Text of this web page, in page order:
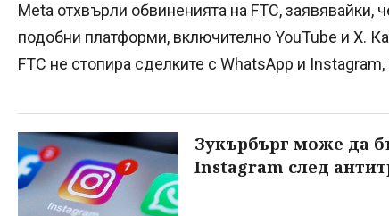
Meta отхвърли обвиненията на FTC, заявявайки,
подобни платформи, включително YouTube и X.
FTC не стопира сделките с WhatsApp и
Зукърбърг може да
Instagram след